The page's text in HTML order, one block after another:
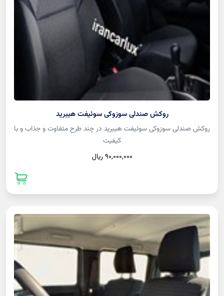
روکش صندلی سوزوکی سوئیفت هیبرید
روکش صندلی سوزوکی سوئیفت هیبرید در چند طرح متفاوت و جذاب و با
کیفیت
90,000,000 ريال